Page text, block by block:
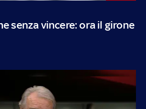
senza vincere: ora il girone